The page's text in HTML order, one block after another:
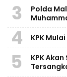
3
Polda
4 KPK
5
KPK